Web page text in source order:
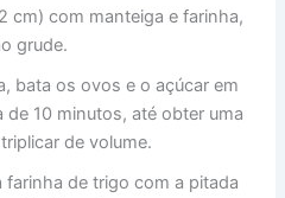
cm) com manteiga e farinha,
grude.
bata os ovos e o açúcar em
de 10 minutos, até obter uma
de volume.
farinha de trigo com a pitada